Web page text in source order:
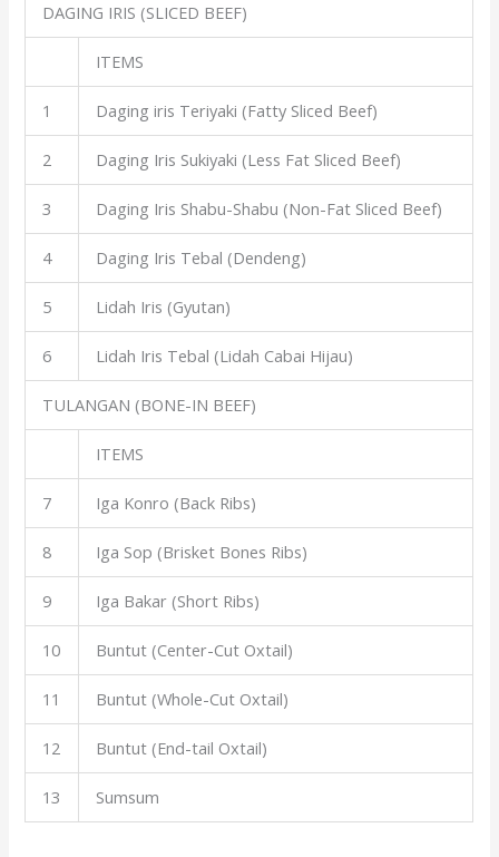
DAGING IRIS (SLICED BEEF)
ITEMS
1 Daging iris Teriyaki (Fatty Sliced Beef)
2 Daging Iris Sukiyaki (Less Fat Sliced Beef)
3 Daging Iris Shabu-Shabu (Non-Fat Sliced Beef)
4 Daging Iris Tebal (Dendeng)
5 Lidah Iris (Gyutan)
6 Lidah Iris Tebal (Lidah Cabai Hijau)
TULANGAN (BONE-IN BEEF)
ITEMS
7 Iga Konro (Back Ribs)
8 Iga Sop (Brisket Bones Ribs)
9 Iga Bakar (Short Ribs)
10 Buntut (Center-Cut Oxtail)
11 Buntut (Whole-Cut Oxtail)
12 Buntut (End-tail Oxtail)
13 Sumsum